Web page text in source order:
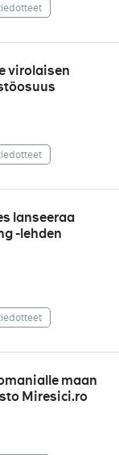
virolaisen
lanseeraa
-lehden
maan
Miresici.ro